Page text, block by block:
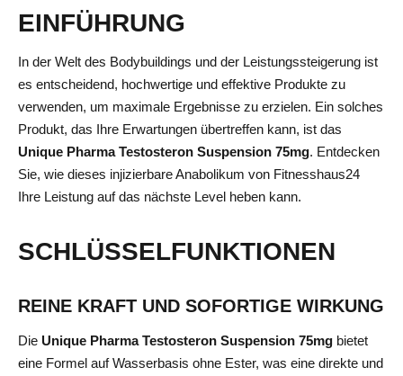
EINFÜHRUNG
In der Welt des Bodybuildings und der Leistungssteigerung ist
es entscheidend, hochwertige und effektive Produkte zu
verwenden, um maximale Ergebnisse zu erzielen. Ein solches
Produkt, das Ihre Erwartungen übertreffen kann, ist das
Unique Pharma Testosteron Suspension 75mg. Entdecken
Sie, wie dieses injizierbare Anabolikum von Fitnesshaus24
Ihre Leistung auf das nächste Level heben kann.
SCHLÜSSELFUNKTIONEN
REINE KRAFT UND SOFORTIGE WIRKUNG
Die Unique Pharma Testosteron Suspension 75mg bietet
eine Formel auf Wasserbasis ohne Ester, was eine direkte und